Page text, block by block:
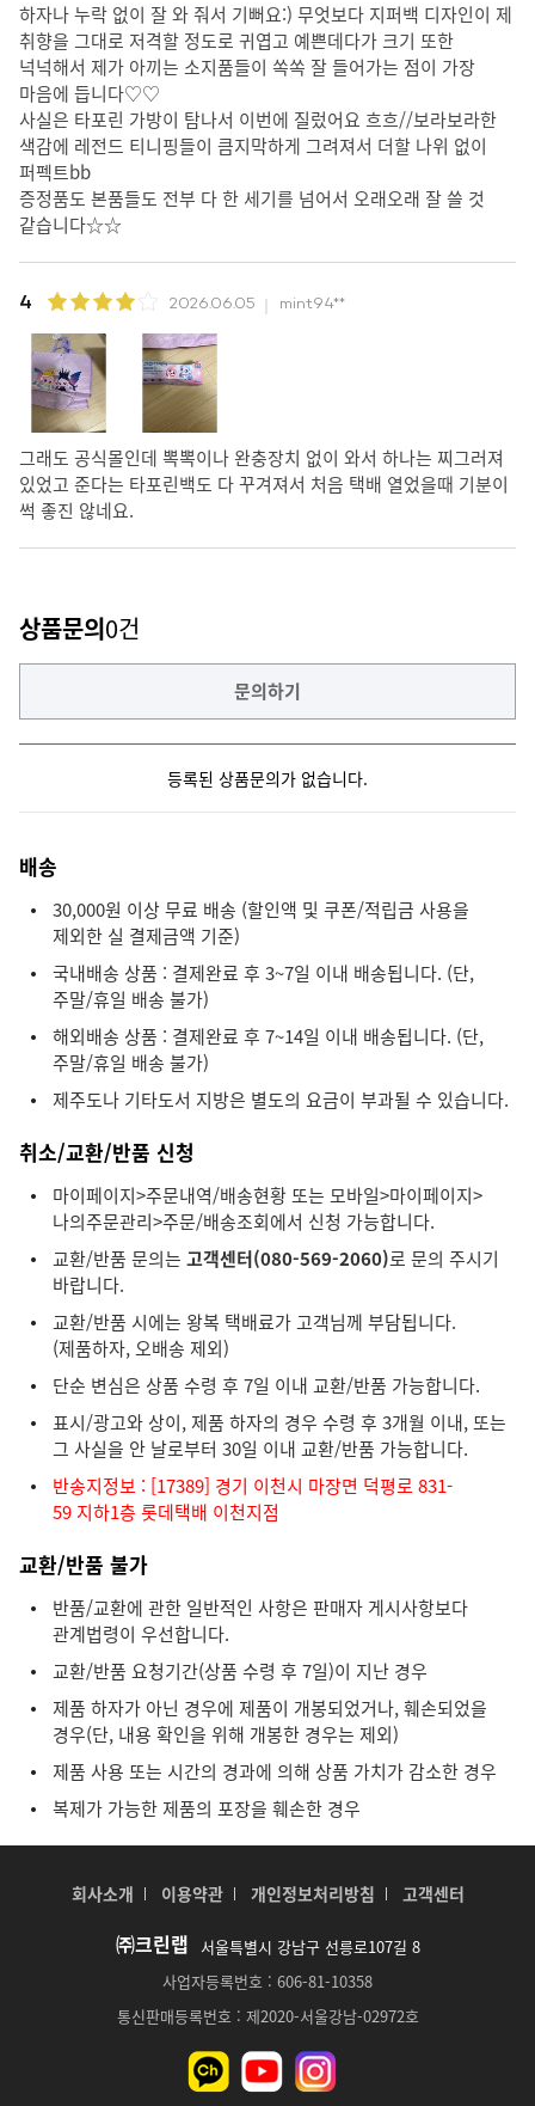
하자나 누락 없이 잘 와 줘서 기뻐요:) 무엇보다 지퍼백 디자인이 제
취향을 그대로 저격할 정도로 귀엽고 예쁜데다가 크기 또한
넉넉해서 제가 아끼는 소지품들이 쏙쏙 잘 들어가는 점이 가장
마음에 듭니다♡♡
사실은 타포린 가방이 탐나서 이번에 질렀어요 흐흐//보라보라한
색감에 레전드 티니핑들이 큼지막하게 그려져서 더할 나위 없이
퍼펙트bb
증정품도 본품들도 전부 다 한 세기를 넘어서 오래오래 잘 쓸 것
같습니다☆☆
4 2026.06.05 mint94**
그래도 공식몰인데 뽁뽁이나 완충장치 없이 와서 하나는 찌그러져
있었고 준다는 타포린백도 다 꾸겨져서 처음 택배 열었을때 기분이
썩 좋진 않네요.
상품문의0건
문의하기
등록된 상품문의가 없습니다.
배송
30,000원 이상 무료 배송 (할인액 및 쿠폰/적립금 사용을
제외한 실 결제금액 기준)
국내배송 상품 : 결제완료 후 3~7일 이내 배송됩니다. (단,
주말/휴일 배송 불가)
해외배송 상품 : 결제완료 후 7~14일 이내 배송됩니다. (단,
주말/휴일 배송 불가)
제주도나 기타도서 지방은 별도의 요금이 부과될 수 있습니다.
취소/교환/반품 신청
마이페이지>주문내역/배송현황 또는 모바일>마이페이지>
나의주문관리>주문/배송조회에서 신청 가능합니다.
교환/반품 문의는 고객센터(080-569-2060)로 문의 주시기
바랍니다.
교환/반품 시에는 왕복 택배료가 고객님께 부담됩니다.
(제품하자, 오배송 제외)
단순 변심은 상품 수령 후 7일 이내 교환/반품 가능합니다.
표시/광고와 상이, 제품 하자의 경우 수령 후 3개월 이내, 또는
그 사실을 안 날로부터 30일 이내 교환/반품 가능합니다.
반송지정보 : [17389] 경기 이천시 마장면 덕평로 831-
59 지하1층 롯데택배 이천지점
교환/반품 불가
반품/교환에 관한 일반적인 사항은 판매자 게시사항보다
관계법령이 우선합니다.
교환/반품 요청기간(상품 수령 후 7일)이 지난 경우
제품 하자가 아닌 경우에 제품이 개봉되었거나, 훼손되었을
경우(단, 내용 확인을 위해 개봉한 경우는 제외)
제품 사용 또는 시간의 경과에 의해 상품 가치가 감소한 경우
복제가 가능한 제품의 포장을 훼손한 경우
회사소개 이용약관 개인정보처리방침 고객센터
㈜크린랩
서울특별시 강남구 선릉로107길 8
사업자등록번호 : 606-81-10358
통신판매등록번호 : 제2020-서울강남-02972호